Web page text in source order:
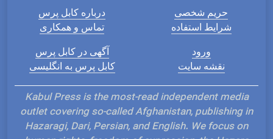
درباره کابل پرس
تماس و همکاری
حریم شخصی
شرایط استفاده
آگهی در کابل پرس
کابل پرس به انگلیسی
ورود
نقشه سایت
Kabul Press is the most-read independent media
outlet covering so-called Afghanistan, publishing in
Hazaragi, Dari, Persian, and English. We focus on